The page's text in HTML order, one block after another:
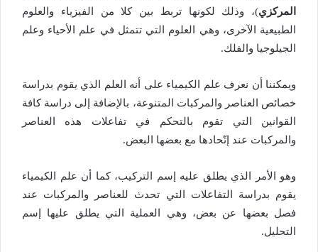
المركزي)، وذلك لكونها تربط بين كلا من الفيزياء والعلوم
الطبيعية الآخرى، وهي العلوم التي تتمثل في علم الأحياء وعلم
الجيلوجيا والفلك.
ويمكننا أن نعرف علم الكيمياء على أنه العلم الذي يقوم بدراسة
خصائص العناصر والمركبات المتنوعة، بالإضافة إلى دراسة كافة
القوانين التي تقوم بالتحكم في تفاعلات هذه العناصر
والمركبات عند إتّحادها مع بعضها البعض.
وهو الأمر الذي يطلق عليه إسم التركيب، كما أن علم الكيمياء
يقوم بدراسة التفاعلات التي تحدث للعناصر والمركبات عند
فصل بعضها عن بعض، وهي العملية التي يطلق عليها إسم
التحليل.